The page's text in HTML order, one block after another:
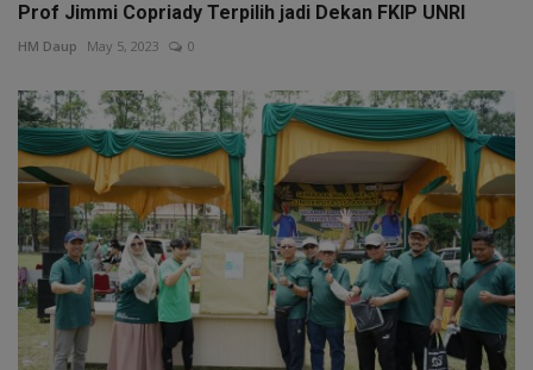
Prof Jimmi Copriady Terpilih jadi Dekan FKIP UNRI
HM Daup May 5, 2023 0